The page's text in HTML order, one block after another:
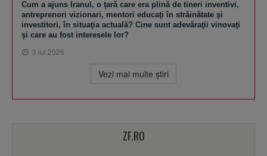
Cum a ajuns Iranul, o ţară care era plină de tineri inventivi,
antreprenori vizionari, mentori educaţi în străinătate şi
investitori, în situaţia actuală? Cine sunt adevăraţii vinovaţi
şi care au fost interesele lor?
3 iul 2026
Vezi mai multe ştiri
ZF.RO